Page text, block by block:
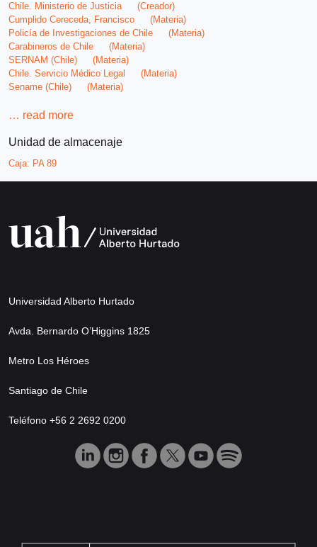
Chile. Ministerio de Justicia
(Creador)
Cumplido Cereceda, Francisco
(Materia)
Policía de Investigaciones de Chile
(Materia)
Carabineros de Chile
(Materia)
SERNAM (Chile)
(Materia)
Chile. Servicio Médico Legal
(Materia)
Sename (Chile)
(Materia)
… read more
Unidad de almacenaje
Caja: PA 89
Universidad Alberto Hurtado
Avda. Bernardo O’Higgins 1825
Metro Los Héroes
Santiago de Chile
Teléfono +56 2 2692 0200